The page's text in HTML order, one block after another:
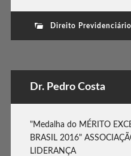
Direito Previdenciário
Dr. Pedro Costa
"Medalha do MÉRITO
BRASIL 2016"
LIDERANÇA